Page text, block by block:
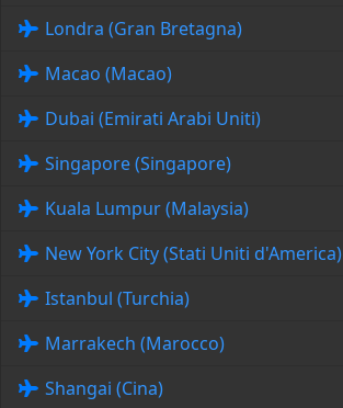
Londra (Gran Bretagna)
Macao (Macao)
Dubai (Emirati Arabi Uniti)
Singapore (Singapore)
Kuala Lumpur (Malaysia)
New York City (Stati Uniti d'America)
Istanbul (Turchia)
Marrakech (Marocco)
Shangai (Cina)